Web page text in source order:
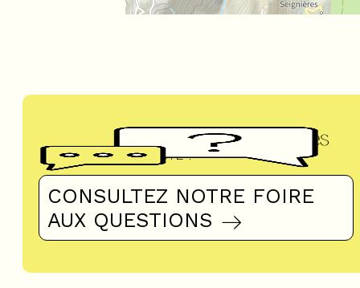
Questions fréquentes
UN DOUTE ?
CONSULTEZ NOTRE FOIRE
AUX QUESTIONS